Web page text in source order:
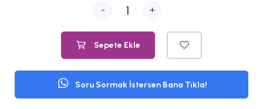
- +
Sepete Ekle
Soru Sormak İstersen Bana Tıkla!